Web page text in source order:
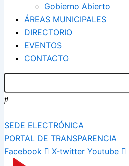
Gobierno Abierto
ÁREAS MUNICIPALES
DIRECTORIO
EVENTOS
CONTACTO
SEDE ELECTRÓNICA
PORTAL DE TRANSPARENCIA
Facebook
X-twitter Youtube